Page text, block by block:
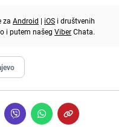
za Android | iOS i društvenih
i putem našeg ViberChata.